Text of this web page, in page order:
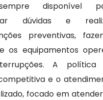
disponível
dúvidas e
preventivas,
os equipamentos
A política
e o
focado em